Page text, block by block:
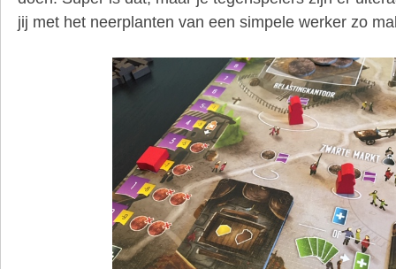
jij met het neerplanten van een simpele werker zo